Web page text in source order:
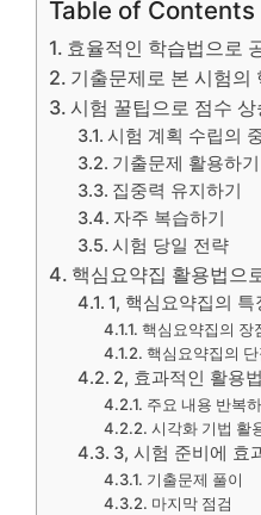
Table of Contents
효율적인 학습법으로
기출문제로 본 시험의
시험 꿀팁으로 점수
시험 계획 수립의
기출문제 활용하기
집중력 유지하기
자주 복습하기
시험 당일 전략
핵심요약집 활용법으
1, 핵심요약집의 특
핵심요약집의 장
핵심요약집의 단
2, 효과적인 활용법
주요 내용 반복
시각화 기법 활
3, 시험 준비에 효
기출문제 풀이
마지막 점검